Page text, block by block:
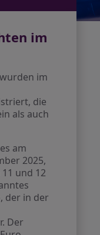
im
im
die
als auch
am
2025,
und 12
der in der
Der